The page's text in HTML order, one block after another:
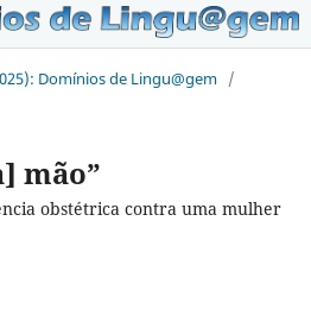
Domínios de Lingu@gem /
mão”
obstétrica contra uma mulher